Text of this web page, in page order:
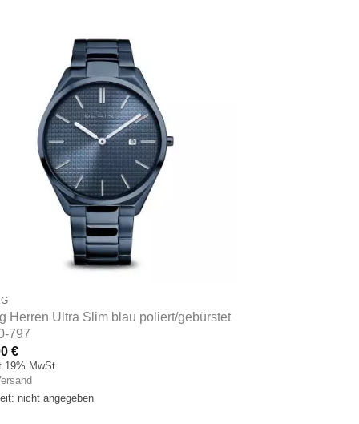
Herren Ultra Slim blau poliert/gebürstet
797
€
19% MwSt.
nicht angegeben